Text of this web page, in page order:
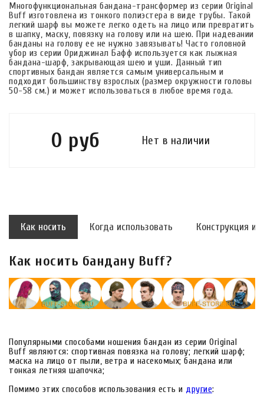
Многофункциональная бандана-трансформер из серии Original
Buff изготовлена из тонкого полиэстера в виде трубы. Такой
легкий шарф вы можете легко одеть на лицо или превратить
в шапку, маску, повязку на голову или на шею. При надевании
банданы на голову ее не нужно завязывать! Часто головной
убор из серии Ориджинал Бафф используется как лыжная
бандана-шарф, закрывающая шею и уши. Данный тип
спортивных бандан является самым универсальным и
подходит большинству взрослых (размер окружности головы
50-58 см.) и может использоваться в любое время года.
0 руб Нет в наличии
Как носить Когда использовать Конструкция и
Как носить бандану Buff?
Популярными способами ношения бандан из серии Original
Buff являются: спортивная повязка на голову; легкий шарф;
маска на лицо от пыли, ветра и насекомых; бандана или
тонкая летняя шапочка;
Помимо этих способов использования есть и другие: